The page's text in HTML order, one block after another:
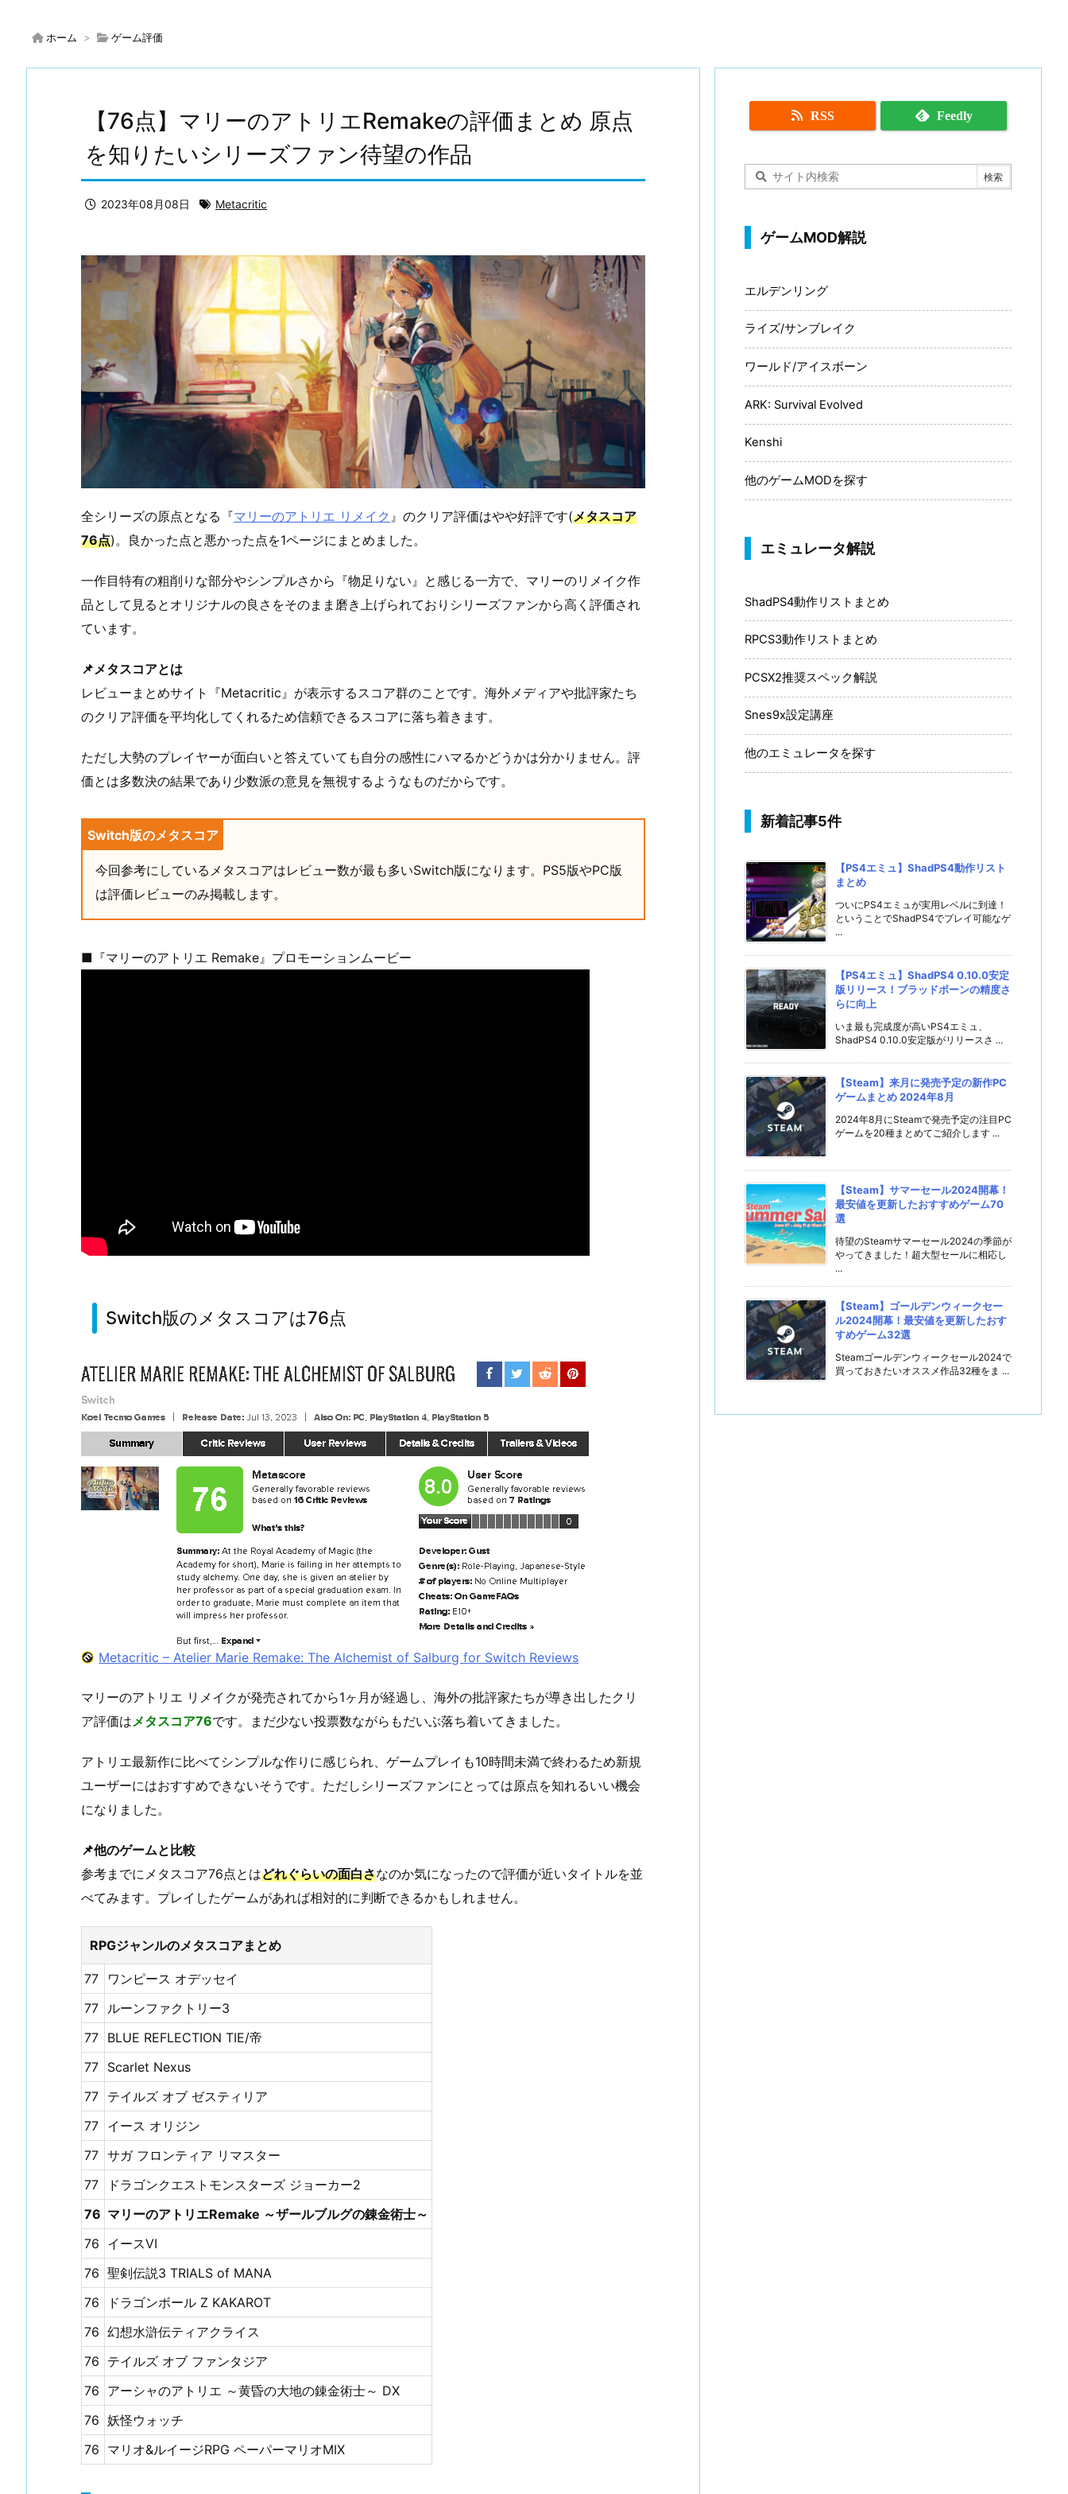
ホーム > ゲーム評価
【76点】マリーのアトリエRemakeの評価まとめ 原点
を知りたいシリーズファン待望の作品
2023年08月08日 Metacritic
全シリーズの原点となる『マリーのアトリエ リメイク 』のクリア評価はやや好評です(メタスコア
76点)。良かった点と悪かった点を1ページにまとめました。
一作目特有の粗削りな部分やシンプルさから『物足りない』と感じる一方で、マリーのリメイク作
品として見るとオリジナルの良さをそのまま磨き上げられておりシリーズファンから高く評価され
ています。
📌メタスコアとは
レビューまとめサイト『Metacritic』が表示するスコア群のことです。海外メディアや批評家たち
のクリア評価を平均化してくれるため信頼できるスコアに落ち着きます。
ただし大勢のプレイヤーが面白いと答えていても自分の感性にハマるかどうかは分かりません。評
価とは多数決の結果であり少数派の意見を無視するようなものだからです。
Switch版のメタスコア
今回参考にしているメタスコアはレビュー数が最も多いSwitch版になります。PS5版やPC版
は評価レビューのみ掲載します。
■『マリーのアトリエ Remake』プロモーションムービー
Switch版のメタスコアは76点
Metacritic – Atelier Marie Remake: The Alchemist of Salburg for Switch Reviews
マリーのアトリエ リメイクが発売されてから1ヶ月が経過し、海外の批評家たちが導き出したクリ
ア評価はメタスコア76です。まだ少ない投票数ながらもだいぶ落ち着いてきました。
アトリエ最新作に比べてシンプルな作りに感じられ、ゲームプレイも10時間未満で終わるため新規
ユーザーにはおすすめできないそうです。ただしシリーズファンにとっては原点を知れるいい機会
になりました。
📌他のゲームと比較
参考までにメタスコア76点とはどれぐらいの面白さなのか気になったので評価が近いタイトルを並
べてみます。プレイしたゲームがあれば相対的に判断できるかもしれません。
RPGジャンルのメタスコアまとめ
77
ワンピース オデッセイ
77
ルーンファクトリー3
77 BLUE REFLECTION TIE/帝
77 Scarlet Nexus
77 テイルズ オブ ゼスティリア
77 イース オリジン
77 サガ フロンティア リマスター
77
ドラゴンクエストモンスターズ ジョーカー2
76 マリーのアトリエRemake ～ザールブルグの錬金術士～
76 イースVI
76 聖剣伝説3 TRIALS of MANA
76
ドラゴンボール Z KAKAROT
76 幻想水滸伝ティアクライス
76 テイルズ オブ ファンタジア
76 アーシャのアトリエ ～黄昏の大地の錬金術士～ DX
76 妖怪ウォッチ
76 マリオ&ルイージRPG ペーパーマリオMIX
RSS Feedly
ゲームMOD解説
エルデンリング
ライズ/サンブレイク
ワールド/アイスボーン
ARK: Survival Evolved
Kenshi
他のゲームMODを探す
エミュレータ解説
ShadPS4動作リストまとめ
RPCS3動作リストまとめ
PCSX2推奨スペック解説
Snes9x設定講座
他のエミュレータを探す
新着記事5件
【PS4エミュ】ShadPS4動作リスト
まとめ
ついにPS4エミュが実用レベルに到達！
ということでShadPS4でプレイ可能なゲ
...
【PS4エミュ】ShadPS4 0.10.0安定
版リリース！ブラッドボーンの精度さ
らに向上
いま最も完成度が高いPS4エミュ、
ShadPS4 0.10.0安定版がリリースさ ...
【Steam】来月に発売予定の新作PC
ゲームまとめ 2024年8月
2024年8月にSteamで発売予定の注目PC
ゲームを20種まとめてご紹介します ...
【Steam】サマーセール2024開幕！
最安値を更新したおすすめゲーム70
選
待望のSteamサマーセール2024の季節が
やってきました！超大型セールに相応し
...
【Steam】ゴールデンウィークセー
ル2024開幕！最安値を更新したおす
すめゲーム32選
Steamゴールデンウィークセール2024で
買っておきたいオススメ作品32種をま ...